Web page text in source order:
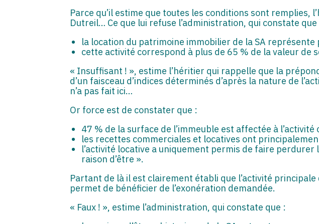
Parce qu’il estime que toutes les conditions sont remplies,
Dutreil… Ce que lui refuse l’administration, qui constate
la location du patrimoine immobilier de la SA
cette activité correspond à plus de 65 % de la valeur de
« Insuffisant ! », estime l’héritier qui rappelle que la
d’un faisceau d’indices déterminés d’après la nature de
n’a pas fait ici…
Or force est de constater que :
47 % de la surface de l’immeuble est affectée à l’activité
les recettes commerciales et locatives ont
l’activité locative a uniquement permis de faire perdurer
raison d’être ».
Partant de là il est clairement établi que l’activité
permet de bénéficier de l’exonération demandée.
« Faux ! », estime l’administration, qui constate que :